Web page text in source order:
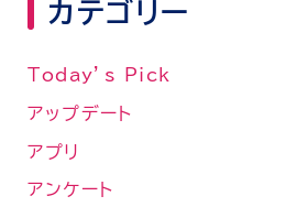
カテゴリー
Today’s Pick
アップデート
アプリ
アンケート